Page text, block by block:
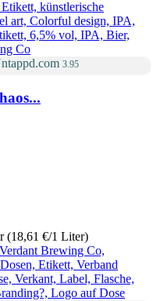
3.95
(18,61 €/1 Liter)